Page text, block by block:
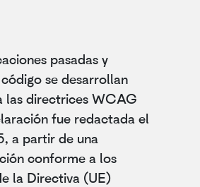
pasadas y
se desarrollan
las directrices WCAG
fue redactada el
a partir de una
conforme a los
la Directiva (UE)